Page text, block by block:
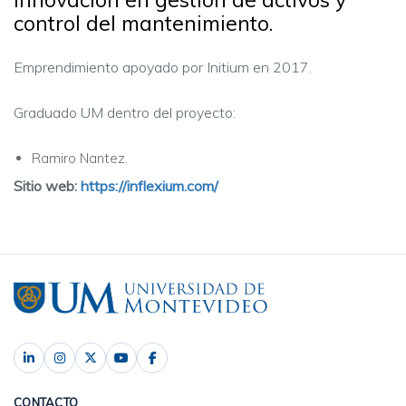
control del mantenimiento.
Emprendimiento apoyado por Initium en 2017.
Graduado UM dentro del proyecto:
Ramiro Nantez.
Sitio web: https://inflexium.com/
CONTACTO